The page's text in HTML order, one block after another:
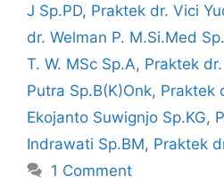
J Sp.PD, Praktek dr. Vici
dr. Welman P. M.Si.Med
T. W. MSc Sp.A, Praktek
Putra Sp.B(K)Onk, Praktek
Ekojanto Suwignjo Sp.KG,
Indrawati Sp.BM, Praktek
1 Comment